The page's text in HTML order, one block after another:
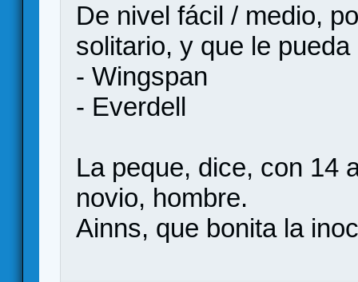
De nivel fácil / medio,
solitario, y que le
- Wingspan
- Everdell
La peque, dice, con 14
novio, hombre.
Ainns, que bonita la